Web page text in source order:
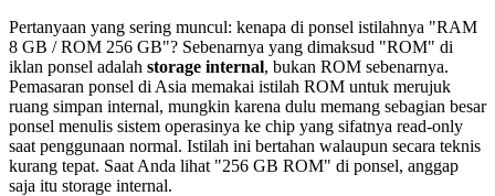
Pertanyaan yang sering muncul: kenapa di ponsel istilahnya "RAM
8 GB / ROM 256 GB"? Sebenarnya yang dimaksud "ROM" di
iklan ponsel adalah storage internal, bukan ROM sebenarnya.
Pemasaran ponsel di Asia memakai istilah ROM untuk merujuk
ruang simpan internal, mungkin karena dulu memang sebagian besar
ponsel menulis sistem operasinya ke chip yang sifatnya read-only
saat penggunaan normal. Istilah ini bertahan walaupun secara teknis
kurang tepat. Saat Anda lihat "256 GB ROM" di ponsel, anggap
saja itu storage internal.